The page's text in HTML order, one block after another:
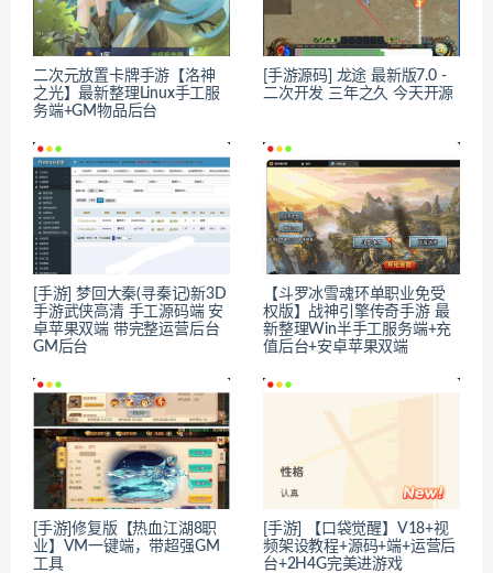
二次元放置卡牌手游【洛神
之光】最新整理Linux手工服
务端+GM物品后台
[手游源码] 龙途 最新版7.0 -
二次开发 三年之久 今天开源
[手游] 梦回大秦(寻秦记)新3D
手游武侠高清 手工源码端 安
卓苹果双端 带完整运营后台
GM后台
【斗罗冰雪魂环单职业免受
权版】战神引擎传奇手游 最
新整理Win半手工服务端+充
值后台+安卓苹果双端
[手游]修复版【热血江湖8职
业】VM一键端，带超强GM
工具
[手游] 【口袋觉醒】V18+视
频架设教程+源码+端+运营后
台+2H4G完美进游戏